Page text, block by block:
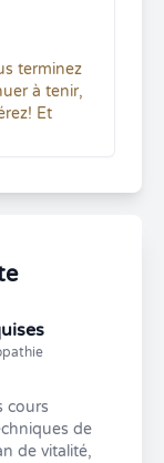
terminez
à tenir,
Et
cours
de
de vitalité,